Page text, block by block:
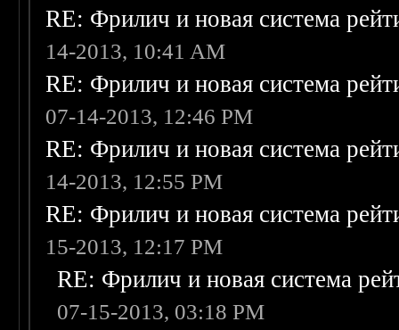
RE: Фрилич и новая система
14-2013, 10:41 AM
RE: Фрилич и новая система
07-14-2013, 12:46 PM
RE: Фрилич и новая система
14-2013, 12:55 PM
RE: Фрилич и новая система
15-2013, 12:17 PM
RE: Фрилич и новая система
07-15-2013, 03:18 PM